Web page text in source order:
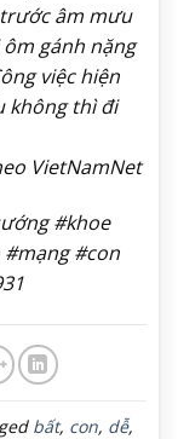
âm mưu
gánh nặng
việc hiện
không thì đi
VietNamNet
#khoe
#con
bất, con, dễ,